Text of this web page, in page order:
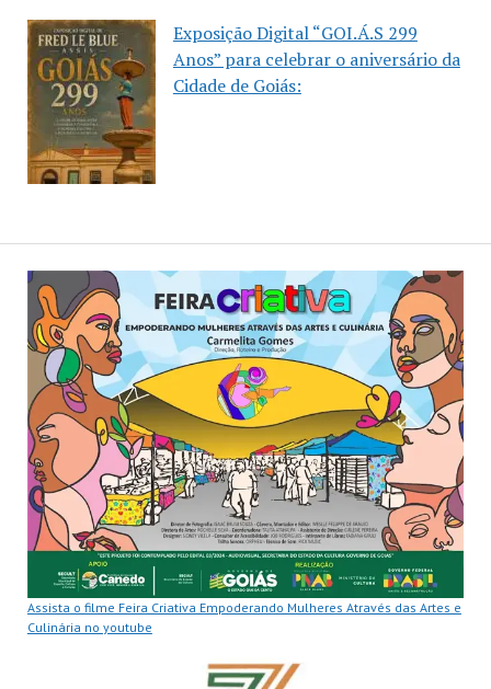
Exposição Digital “GOI.Á.S 299
Anos” para celebrar o aniversário da
Cidade de Goiás:
Assista o filme Feira Criativa Empoderando Mulheres Através das Artes e
Culinária no youtube